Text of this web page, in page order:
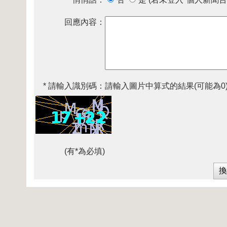
回應內容：
* 請輸入識別碼： 請輸入圖片中算式的結果(可能為
(有*為必填)